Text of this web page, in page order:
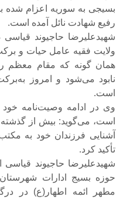
رفیع شهادت نائل آمده است.
شهیدعلیرضا حاجیوند قیاسی
ولایت فقیه عامل حیات و
همان گونه که مقام معظم
نابود می‌شود و امروز
است.
وی در ادامه وصیت‌نامه خود
است، می‌گوید: بیش از
آشنایی فرزندان خود به
تأکید کرد.
شهیدعلیرضا حاجیوند
حوزه بسیج ادارات
مطهر ائمه اطهار(ع) در